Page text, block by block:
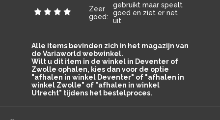
Zeer
goed:
gebruikt maar speelt
goed en ziet er net
uit
Alle items bevinden zich in het magazijn van
de Variaworld webwinkel.
Wilt u dit item in de winkel in Deventer of
Zwolle ophalen, kies dan voor de optie
"afhalen in winkel Deventer" of "afhalen in
winkel Zwolle" of "afhalen in winkel
Utrecht" tijdens het bestelproces.